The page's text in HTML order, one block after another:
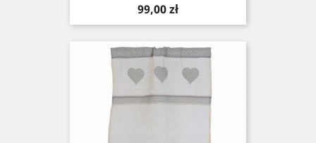
Cena
99,00 zł